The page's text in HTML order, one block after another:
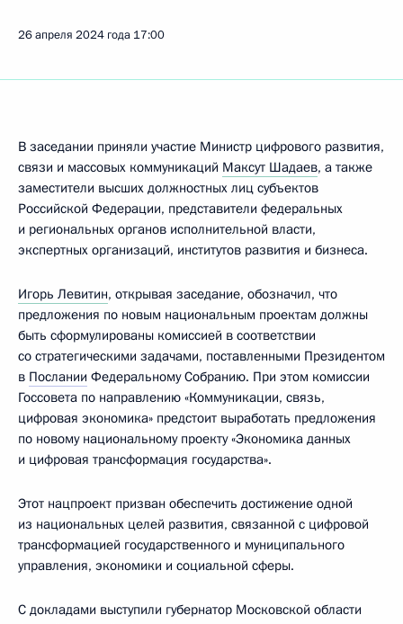
26 апреля 2024 года 17:00
В заседании приняли участие Министр цифрового развития,
связи и массовых коммуникаций Максут Шадаев, а также
заместители высших должностных лиц субъектов
Российской Федерации, представители федеральных
и региональных органов исполнительной власти,
экспертных организаций, институтов развития и бизнеса.
Игорь Левитин, открывая заседание, обозначил, что
предложения по новым национальным проектам должны
быть сформулированы комиссией в соответствии
со стратегическими задачами, поставленными Президентом
в Послании Федеральному Собранию. При этом комиссии
Госсовета по направлению «Коммуникации, связь,
цифровая экономика» предстоит выработать предложения
по новому национальному проекту «Экономика данных
и цифровая трансформация государства».
Этот нацпроект призван обеспечить достижение одной
из национальных целей развития, связанной с цифровой
трансформацией государственного и муниципального
управления, экономики и социальной сферы.
С докладами выступили губернатор Московской области